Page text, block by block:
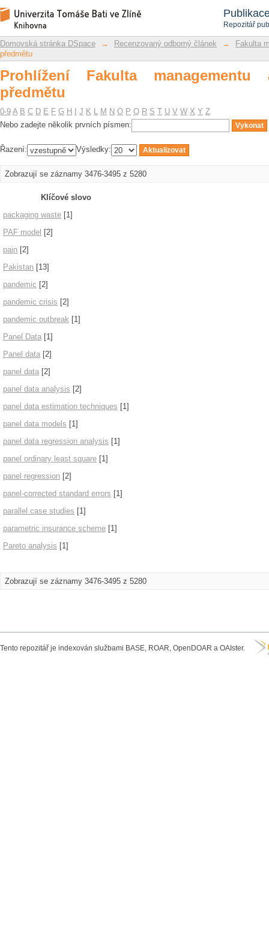
Repozitář
Prohlížení Fakulta managementu a
Repozitář DSpace/Manakin
Domovská stránka DSpace → Recenzovaný odborný článek →
Fakulta
předmětu
Prohlížení Fakulta
předmětu
0-9 A B C D E F G H J K L M N O P Q R S T U V W X Y Z
Nebo zadejte několik prvních písmen:
Řazení: Výsledky:
Zobrazují se záznamy 3476-3495 z 5280
Klíčové slovo
packaging waste [1]
PAF model [2]
pain [2]
Pakistan [13]
pandemic [2]
pandemic crisis [2]
pandemic outbreak [1]
Panel Data [1]
Panel data [2]
panel data [2]
panel data analysis [2]
panel data estimation techniques [1]
panel data models [1]
panel data regression analysis [1]
panel ordinary least square [1]
panel regression [2]
panel-corrected standard errors [1]
parallel case studies [1]
parametric insurance scheme [1]
Pareto analysis [1]
Zobrazují se záznamy 3476-3495 z 5280
Tento repozitář je indexován službami BASE, ROAR, OpenDOAR a OAIster.